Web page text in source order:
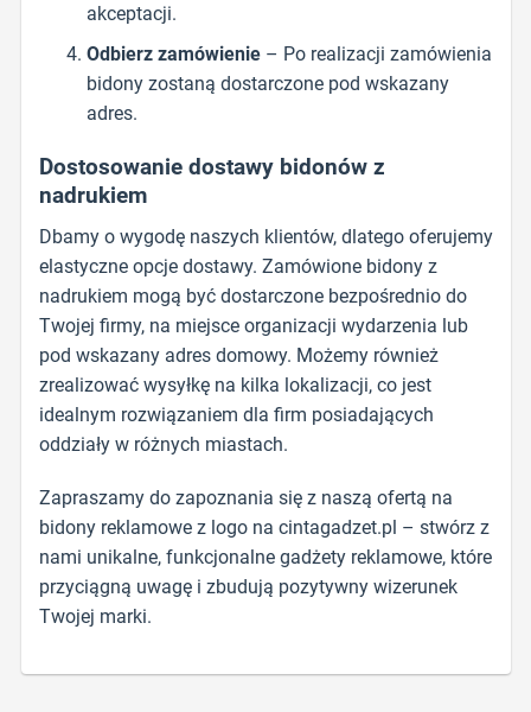
akceptacji.
Odbierz zamówienie– Po realizacji zamówienia
bidony zostaną dostarczone pod wskazany
adres.
Dostosowanie dostawy bidonów z
nadrukiem
Dbamy o wygodę naszych klientów, dlatego oferujemy
elastyczne opcje dostawy. Zamówione bidony z
nadrukiem mogą być dostarczone bezpośrednio do
Twojej firmy, na miejsce organizacji wydarzenia lub
pod wskazany adres domowy. Możemy również
zrealizować wysyłkę na kilka lokalizacji, co jest
idealnym rozwiązaniem dla firm posiadających
oddziały w różnych miastach.
Zapraszamy do zapoznania się z naszą ofertą na
bidony reklamowe z logo na cintagadzet.pl – stwórz z
nami unikalne, funkcjonalne gadżety reklamowe, które
przyciągną uwagę i zbudują pozytywny wizerunek
Twojej marki.